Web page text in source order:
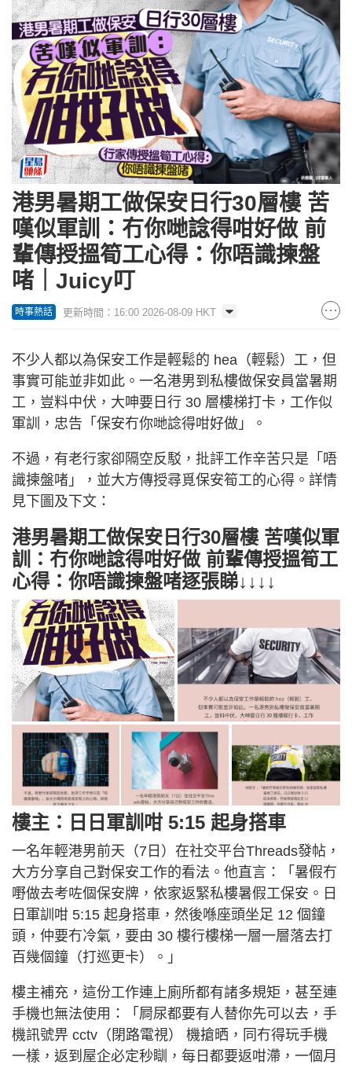
港男暑期工做保安日行30層樓 苦
嘆似軍訓：冇你哋諗得咁好做 前
輩傳授搵筍工心得：你唔識揀盤
啫｜Juicy叮
時事熱話 更新時間：16:00 2026-08-09 HKT
不少人都以為保安工作是輕鬆的 hea（輕鬆）工，但
事實可能並非如此。一名港男到私樓做保安員當暑期
工，豈料中伏，大呻要日行 30 層樓梯打卡，工作似
軍訓，忠告「保安冇你哋諗得咁好做」。
不過，有老行家卻隔空反駁，批評工作辛苦只是「唔
識揀盤啫」，並大方傳授尋覓保安筍工的心得。詳情
見下圖及下文：
港男暑期工做保安日行30層樓 苦嘆似軍
訓：冇你哋諗得咁好做 前輩傳授搵筍工
心得：你唔識揀盤啫逐張睇↓↓↓↓
樓主：日日軍訓咁 5:15 起身搭車
一名年輕港男前天（7日）在社交平台Threads發帖，
大方分享自己對保安工作的看法。他直言：「暑假冇
嘢做去考咗個保安牌，依家返緊私樓暑假工保安。日
日軍訓咁 5:15 起身搭車，然後喺座頭坐足 12 個鐘
頭，仲要冇冷氣，要由 30 樓行樓梯一層一層落去打
百幾個鐘（打巡更卡）。」
樓主補充，這份工作連上廁所都有諸多規矩，甚至連
手機也無法使用：「屙尿都要有人替你先可以去，手
機訊號畀 cctv（閉路電視） 機搶晒，同冇得玩手機
一樣，返到屋企必定秒瞓，每日都要返咁滯，一個月